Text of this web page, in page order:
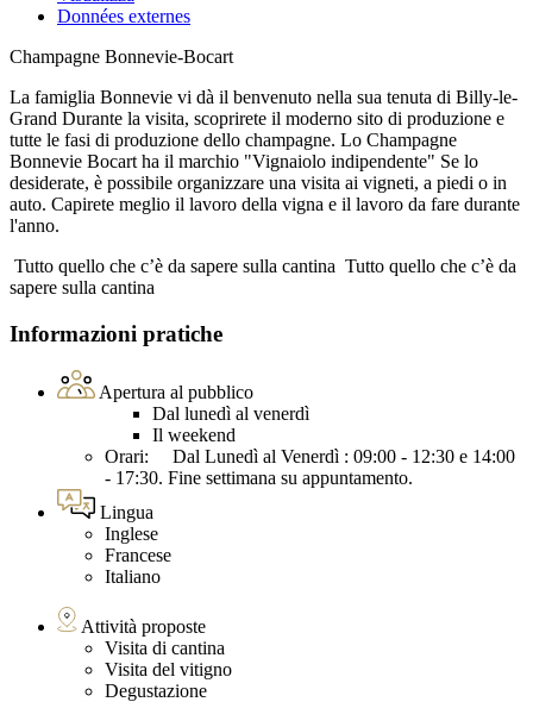
Données externes
Champagne Bonnevie-Bocart
La famiglia Bonnevie vi dà il benvenuto nella sua tenuta di Billy-le-
Grand Durante la visita, scoprirete il moderno sito di produzione e
tutte le fasi di produzione dello champagne. Lo Champagne
Bonnevie Bocart ha il marchio "Vignaiolo indipendente" Se lo
desiderate, è possibile organizzare una visita ai vigneti, a piedi o in
auto. Capirete meglio il lavoro della vigna e il lavoro da fare durante
l'anno.
Tutto quello che c’è da sapere sulla cantina Tutto quello che c’è da
sapere sulla cantina
Informazioni pratiche
Apertura al pubblico
Dal lunedì al venerdì
Il weekend
Orari: Dal Lunedì al Venerdì : 09:00 - 12:30 e 14:00
- 17:30. Fine settimana su appuntamento.
Lingua
Inglese
Francese
Italiano
Attività proposte
Visita di cantina
Visita del vitigno
Degustazione